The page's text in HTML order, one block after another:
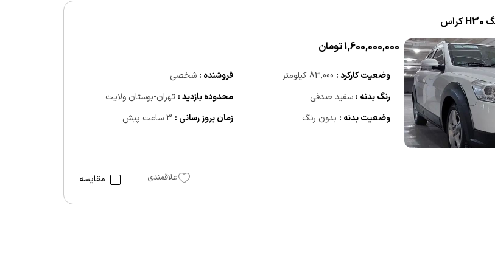
1,600,000,000 تومان
وضعیت کارکرد : 83,000 کیلومتر فروشنده : شخصی
رنگ بدنه : سفید صدفی محدوده بازدید : تهران-بوستان ولایت
وضعیت بدنه : بدون رنگ زمان بروز رسانی : 3 ساعت پیش
علاقمندی مقایسه